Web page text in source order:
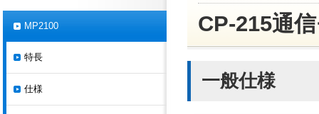
CP-215通
一般仕様
MP2100
特長
仕様